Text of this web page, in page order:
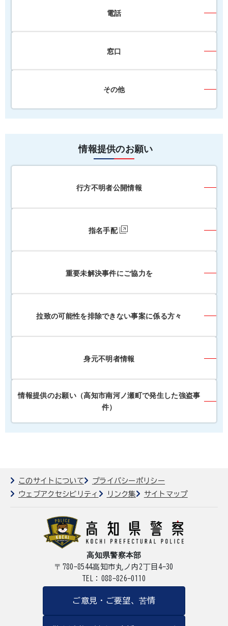
電話
窓口
その他
情報提供のお願い
行方不明者公開情報
指名手配
重要未解決事件にご協力を
拉致の可能性を排除できない事案に係る方々
身元不明者情報
情報提供のお願い（高知市南河ノ瀬町で発生した強盗事
件）
このサイトについて
プライバシーポリシー
ウェブアクセシビリティ
リンク集 サイトマップ
高知県警察本部
〒780-8544高知市丸ノ内2丁目4-30
TEL：088-826-0110
ご意見・ご要望、苦情